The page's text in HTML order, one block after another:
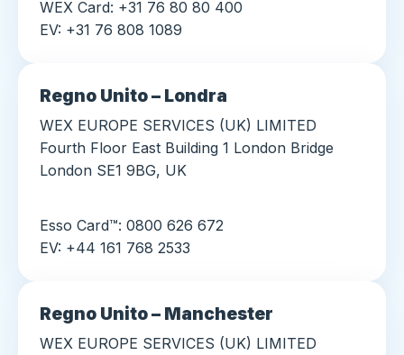
WEX Card: +31 76 80 80 400
EV: +31 76 808 1089
Regno Unito – Londra
WEX EUROPE SERVICES (UK) LIMITED
Fourth Floor East Building 1 London Bridge
London SE1 9BG, UK
Esso Card™: 0800 626 672
EV: +44 161 768 2533
Regno Unito – Manchester
WEX EUROPE SERVICES (UK) LIMITED